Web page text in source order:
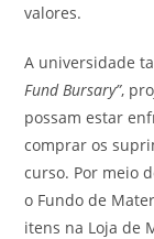
valores.
A universidade
Fund Bursary”,
possam estar
comprar os
curso. Por meio
o Fundo de
itens na Loja de